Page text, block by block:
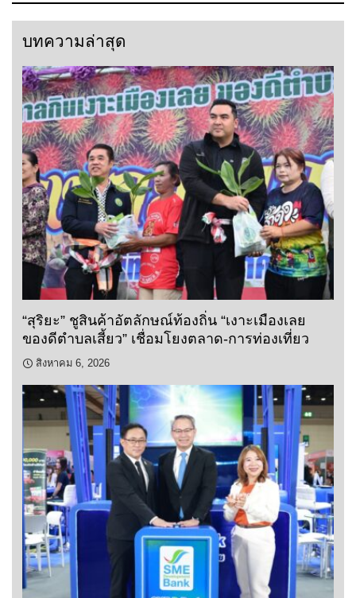
บทความล่าสุด
“สุริยะ” ชูสินค้าอัตลักษณ์ท้องถิ่น “เงาะเมืองเลย
ของดีตำบลเสี้ยว” เชื่อมโยงตลาด-การท่องเที่ยว
สิงหาคม 6, 2026